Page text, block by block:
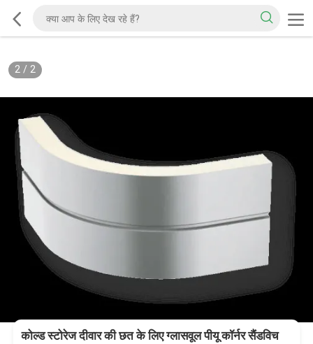
2/ 2
कोल्ड स्टोरेज दीवार की छत के लिए ग्लासवूल पीयू कॉर्नर सैंडविच